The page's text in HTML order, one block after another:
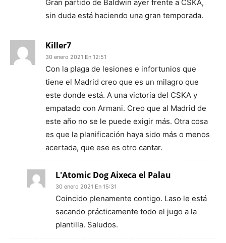
Gran partido de Baldwin ayer frente a CSKA,
sin duda está haciendo una gran temporada.
Killer7
30 enero 2021 En 12:51
Con la plaga de lesiones e infortunios que
tiene el Madrid creo que es un milagro que
este donde está. A una victoria del CSKA y
empatado con Armani. Creo que al Madrid de
este año no se le puede exigir más. Otra cosa
es que la planificación haya sido más o menos
acertada, que ese es otro cantar.
L'Atomic Dog Aixeca el Palau
30 enero 2021 En 15:31
Coincido plenamente contigo. Laso le está
sacando prácticamente todo el jugo a la
plantilla. Saludos.